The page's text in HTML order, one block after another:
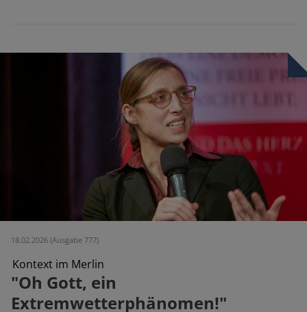
18.02.2026 (Ausgabe 777)
Kontext im Merlin
"Oh Gott, ein
Extremwetterphänomen!"